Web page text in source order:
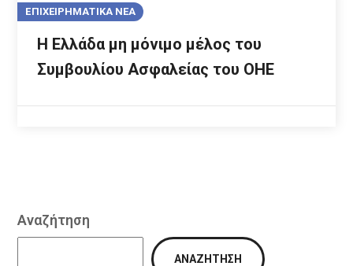
ΕΠΙΧΕΙΡΗΜΑΤΙΚΑ ΝΕΑ
Η Ελλάδα μη μόνιμο μέλος του
Συμβουλίου Ασφαλείας του ΟΗΕ
Αναζήτηση
ΑΝΑΖΉΤΗΣΗ